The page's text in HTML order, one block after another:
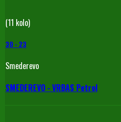
(11 kolo)
30 - 23
Smederevo
SMEDEREVO - VRBAS Petrol